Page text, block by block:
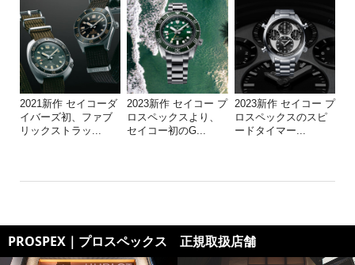
2021新作 セイコーダ
イバーズ初、ファブ
リックストラッ...
2023新作 セイコー プ
ロスペックスより、
セイコー初のG...
2023新作 セイコー プ
ロスペックスのスピ
ードタイマー...
PROSPEX｜プロスペックス 正規取扱店舗